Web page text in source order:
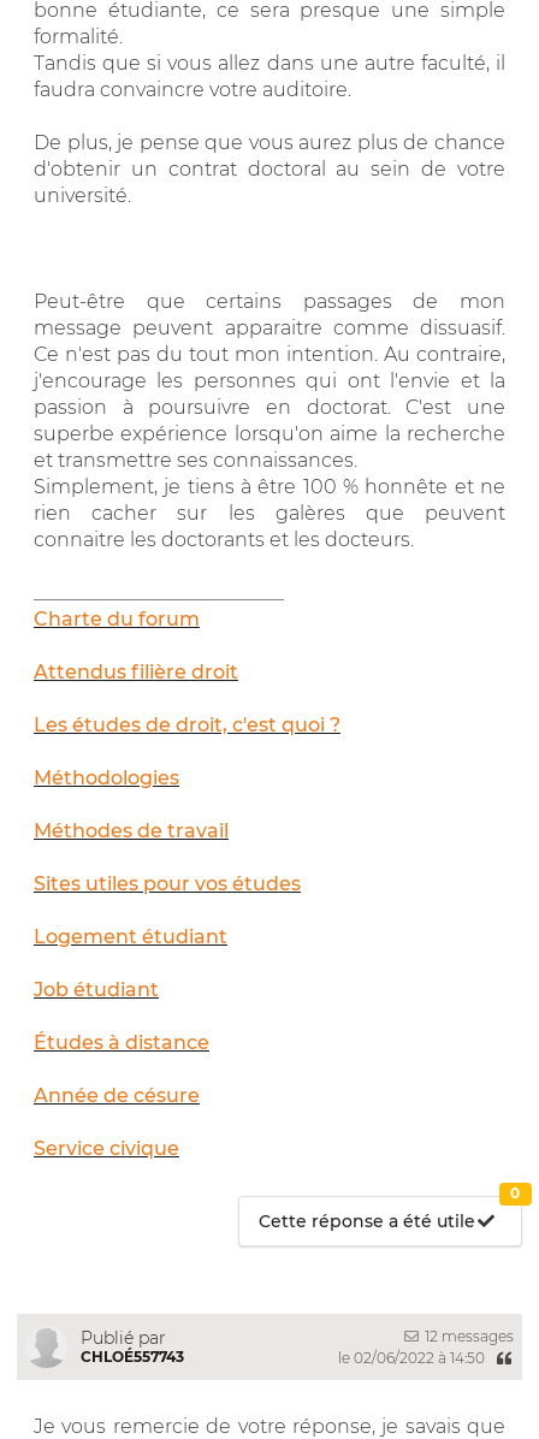
bonne étudiante, ce sera presque une simple
formalité.
Tandis que si vous allez dans une autre faculté, il
faudra convaincre votre auditoire.
De plus, je pense que vous aurez plus de chance
d'obtenir un contrat doctoral au sein de votre
université.
Peut-être que certains passages de mon
message peuvent apparaitre comme dissuasif.
Ce n'est pas du tout mon intention. Au contraire,
j'encourage les personnes qui ont l'envie et la
passion à poursuivre en doctorat. C'est une
superbe expérience lorsqu'on aime la recherche
et transmettre ses connaissances.
Simplement, je tiens à être 100 % honnête et ne
rien cacher sur les galères que peuvent
connaitre les doctorants et les docteurs.
Charte du forum
Attendus filière droit
Les études de droit, c'est quoi ?
Méthodologies
Méthodes de travail
Sites utiles pour vos études
Logement étudiant
Job étudiant
Études à distance
Année de césure
Service civique
Cette réponse a été utile
0
Publié par
CHLOÉ557743
12 messages
le 02/06/2022 à 14:50
Je vous remercie de votre réponse, je savais que